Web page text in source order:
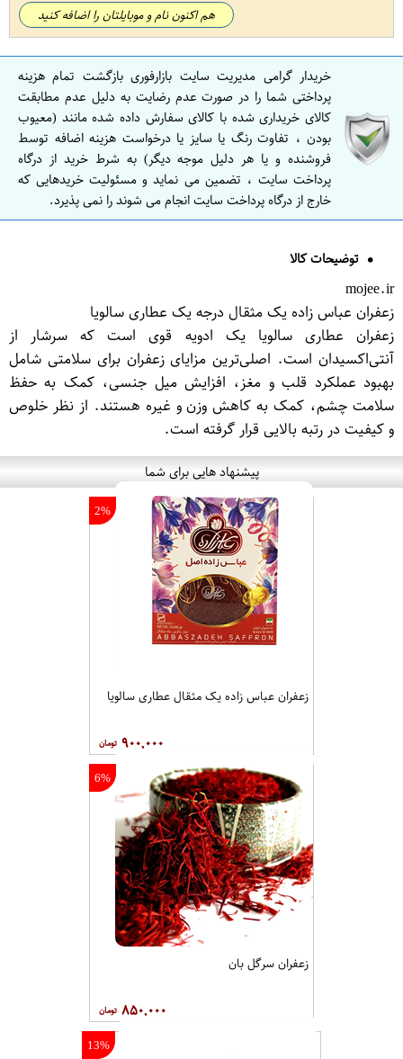
هم اکنون نام و موبایلتان را اضافه کنید
خریدار گرامی مدیریت سایت بازارفوری بازگشت تمام هزینه
پرداختی شما را در صورت عدم رضایت به دلیل عدم مطابقت
کالای خریداری شده با کالای سفارش داده شده مانند (معیوب
بودن ، تفاوت رنگ یا سایز یا درخواست هزینه اضافه توسط
فروشنده و یا هر دلیل موجه دیگر) به شرط خرید از درگاه
پرداخت سایت ، تضمین می نماید و مسئولیت خریدهایی که
خارج از درگاه پرداخت سایت انجام می شوند را نمی پذیرد.
توضیحات کالا
mojee.ir
زعفران عباس زاده یک مثقال درجه یک عطاری سالویا
زعفران عطاری سالویا یک ادویه قوی است که سرشار از
آنتی‌اکسیدان است. اصلی‌ترین مزایای زعفران برای سلامتی شامل
بهبود عملکرد قلب و مغز، افزایش میل جنسی، کمک به حفظ
سلامت چشم، کمک به کاهش وزن و غیره هستند. از نظر خلوص
و کیفیت در رتبه بالایی قرار گرفته است.
پیشنهاد هایی برای شما
2%
زعفران عباس زاده یک مثقال عطاری سالویا
۹۰۰,۰۰۰
6%
زعفران سرگل بان
۸۵۰,۰۰۰
13%